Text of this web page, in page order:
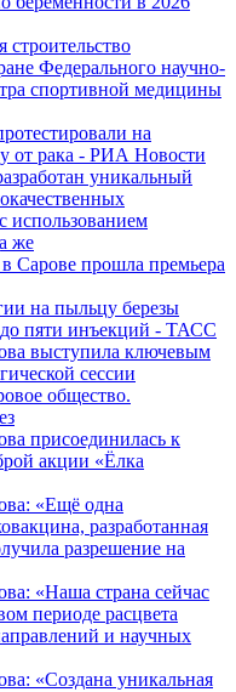
строительство
Федерального научно-
спортивной медицины
на
от рака - РИА Новости
уникальный
использованием
же
Сарове прошла премьера
на пыльцу березы
до пяти инъекций - ТАСС
выступила ключевым
сессии
общество.
присоединилась к
акции «Ёлка
«Ещё одна
разработанная
разрешение на
«Наша страна сейчас
периоде расцвета
и научных
«Создана уникальная